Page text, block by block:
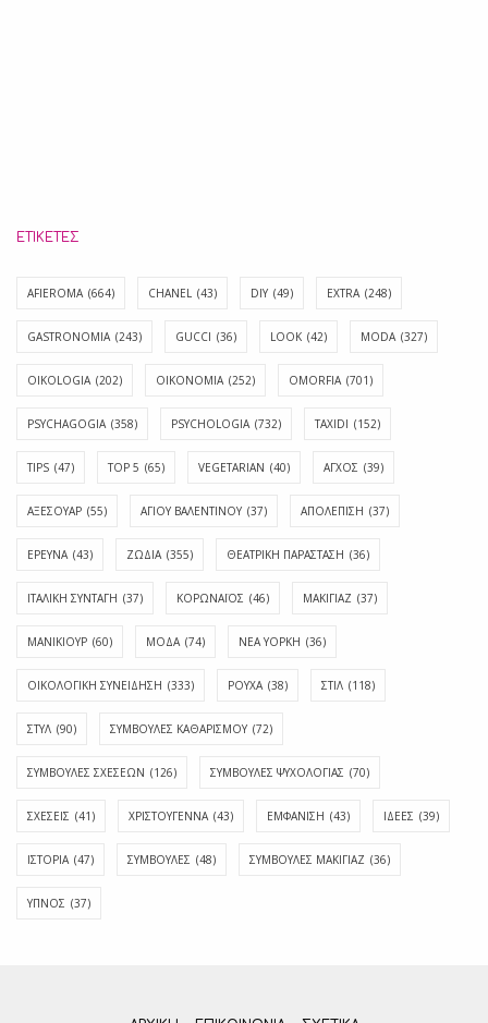
ΕΤΙΚΈΤΕΣ
AFIEROMA (664) CHANEL (43) DIY (49) EXTRA (248)
GASTRONOMIA (243) GUCCI (36) LOOK (42) MODA (327)
OIKOLOGIA (202) OIKONOMIA (252) OMORFIA (701)
PSYCHAGOGIA (358) PSYCHOLOGIA (732) TAXIDI (152)
TIPS (47) TOP 5 (65) VEGETARIAN (40) ΑΓΧΟΣ (39)
ΑΞΕΣΟΥΑΡ (55) ΑΓΊΟΥ ΒΑΛΕΝΤΊΝΟΥ (37) ΑΠΟΛΈΠΙΣΗ (37)
ΕΡΕΥΝΑ (43) ΖΩΔΙΑ (355) ΘΕΑΤΡΙΚΗ ΠΑΡΑΣΤΑΣΗ (36)
ΙΤΑΛΙΚΗ ΣΥΝΤΑΓΗ (37) ΚΟΡΩΝΑΪΟΣ (46) ΜΑΚΙΓΙΑΖ (37)
ΜΑΝΙΚΙΟΥΡ (60) ΜΟΔΑ (74) ΝΕΑ ΥΟΡΚΗ (36)
ΟΙΚΟΛΟΓΙΚΗ ΣΥΝΕΙΔΗΣΗ (333) ΡΟΥΧΑ (38) ΣΤΙΛ (118)
ΣΤΥΛ (90) ΣΥΜΒΟΥΛΕΣ ΚΑΘΑΡΙΣΜΟΥ (72)
ΣΥΜΒΟΥΛΕΣ ΣΧΕΣΕΩΝ (126) ΣΥΜΒΟΥΛΕΣ ΨΥΧΟΛΟΓΙΑΣ (70)
ΣΧΕΣΕΙΣ (41) ΧΡΙΣΤΟΥΓΕΝΝΑ (43) ΕΜΦΆΝΙΣΗ (43) ΙΔΈΕΣ (39)
ΙΣΤΟΡΊΑ (47) ΣΥΜΒΟΥΛΈΣ (48) ΣΥΜΒΟΥΛΈΣ ΜΑΚΙΓΙΆΖ (36)
ΎΠΝΟΣ (37)